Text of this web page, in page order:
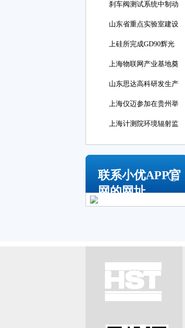
刹车阀测试系统中制动
山东省重点实验室建设
上硅所完成GD90辉光
上海物联网产业基地奠
山东思达高科研发生产
上海仪迈参加在贵州举
上海计测院环境辐射监
联系小优APP官
网的网址